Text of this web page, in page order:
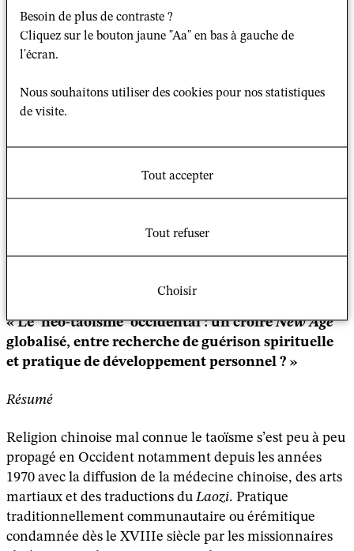
l’anthropologie exerce sur les religions qu’elle étudie
reste jusqu’à aujourd’hui comme un champ quasiment
vierge — d’ailleurs très fertile. Ce séminaire vise à
nativistes dans le domaine des religions brésiliennes
d’origine africaine et autochtone.
et
« Le ‘néo-taoïsme’ occidental : un croireNew Age
globalisé, entre recherche de guérison spirituelle
et pratique de développement personnel ? »
Résumé
Religion chinoise mal connue le taoïsme s’est peu à peu
propagé en Occident notamment depuis les années
1970 avec la diffusion de la médecine chinoise, des arts
martiaux et des traductions duLaozi. Pratique
traditionnellement communautaire ou érémitique
condamnée dès le XVIIIe siècle par les missionnaires
Besoin de plus de contraste ?
Cliquez sur le bouton jaune "Aa" en bas à gauche de
l'écran.
Nous souhaitons utiliser des cookies pour nos statistiques
de visite.
Tout accepter
Tout refuser
Choisir